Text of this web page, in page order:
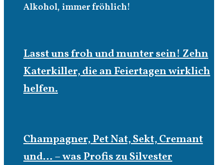
Alkohol, immer fröhlich!
Lasst uns froh und munter sein! Zehn
Katerkiller, die an Feiertagen wirklich
helfen.
Champagner, Pet Nat, Sekt, Cremant
und… – was Profis zu Silvester